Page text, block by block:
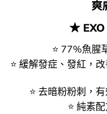
爽
★ EXO
⭐ 77%魚腥
⭐ 緩解發症、發紅，
⭐ 去暗粉粉刺，
⭐ 純素